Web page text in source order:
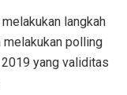
langkah
melakukan polling
yang validitas